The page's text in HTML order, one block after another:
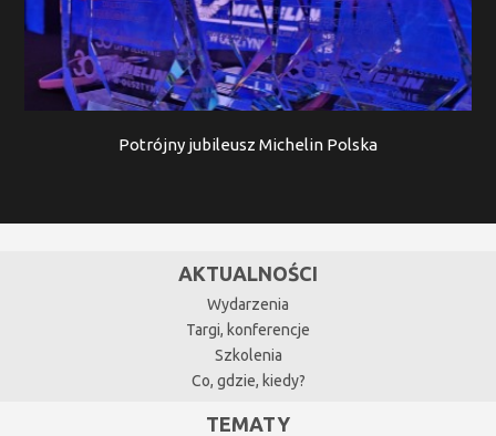
Potrójny jubileusz Michelin Polska
AKTUALNOŚCI
Wydarzenia
Targi, konferencje
Szkolenia
Co, gdzie, kiedy?
TEMATY